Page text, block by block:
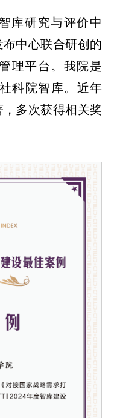
库研究与评价中
中心联合研创的
理平台。我院是
科院智库。近年
多次获得相关奖